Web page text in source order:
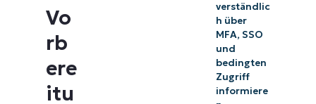
Vo
rb
ere
itu
verständlic
h über
MFA, SSO
und
bedingten
Zugriff
informiere